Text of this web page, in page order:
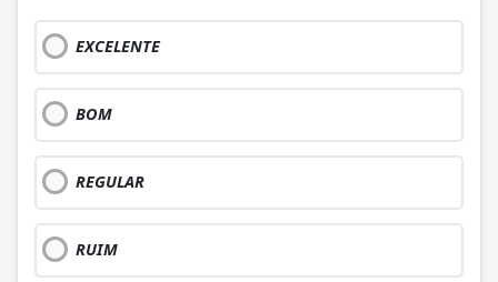
EXCELENTE
BOM
REGULAR
RUIM